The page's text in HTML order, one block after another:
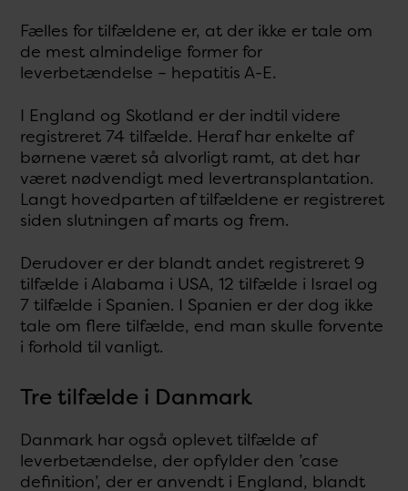
Fælles for tilfældene er, at der ikke er tale om
de mest almindelige former for
leverbetændelse – hepatitis A-E.
I England og Skotland er der indtil videre
registreret 74 tilfælde. Heraf har enkelte af
børnene været så alvorligt ramt, at det har
været nødvendigt med levertransplantation.
Langt hovedparten af tilfældene er registreret
siden slutningen af marts og frem.
Derudover er der blandt andet registreret 9
tilfælde i Alabama i USA, 12 tilfælde i Israel og
7 tilfælde i Spanien. I Spanien er der dog ikke
tale om flere tilfælde, end man skulle forvente
i forhold til vanligt.
Tre tilfælde i Danmark
Danmark har også oplevet tilfælde af
leverbetændelse, der opfylder den ’case
definition’, der er anvendt i England, blandt